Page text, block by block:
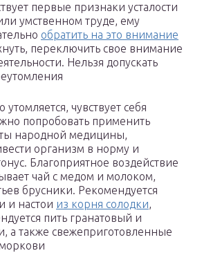
первые признаки усталости
умственном труде, ему
обратить на это внимание
переключить свое внимание
Нельзя допускать
утомляется, чувствует себя
попробовать применить
народной медицины,
организм в норму и
Благоприятное воздействие
чай с медом и молоком,
брусники. Рекомендуется
и настои из корня солодки,
пить гранатовый и
а также свежеприготовленные